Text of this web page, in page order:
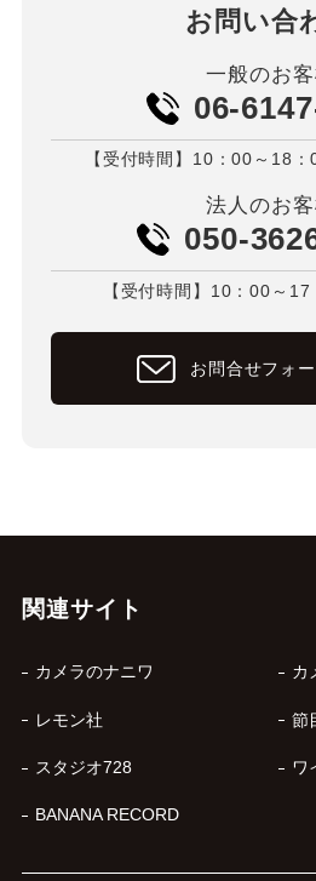
お問い合
一般のお
06-
【受付時間】10：00～18：
法人のお
050-
【受付時間】10：00～17
お問合せフォ
関連サイト
カメラのナニワ カ
レモン社 節
スタジオ728 ワ
BANANA RECORD